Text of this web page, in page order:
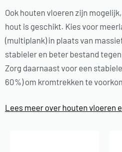
Ook houten vloeren zijn
hout is geschikt. Kies voor
(multiplank) in plaats van
stabieler en beter bestand
Zorg daarnaast voor een
60%) om kromtrekken te
Lees meer over houten vloeren